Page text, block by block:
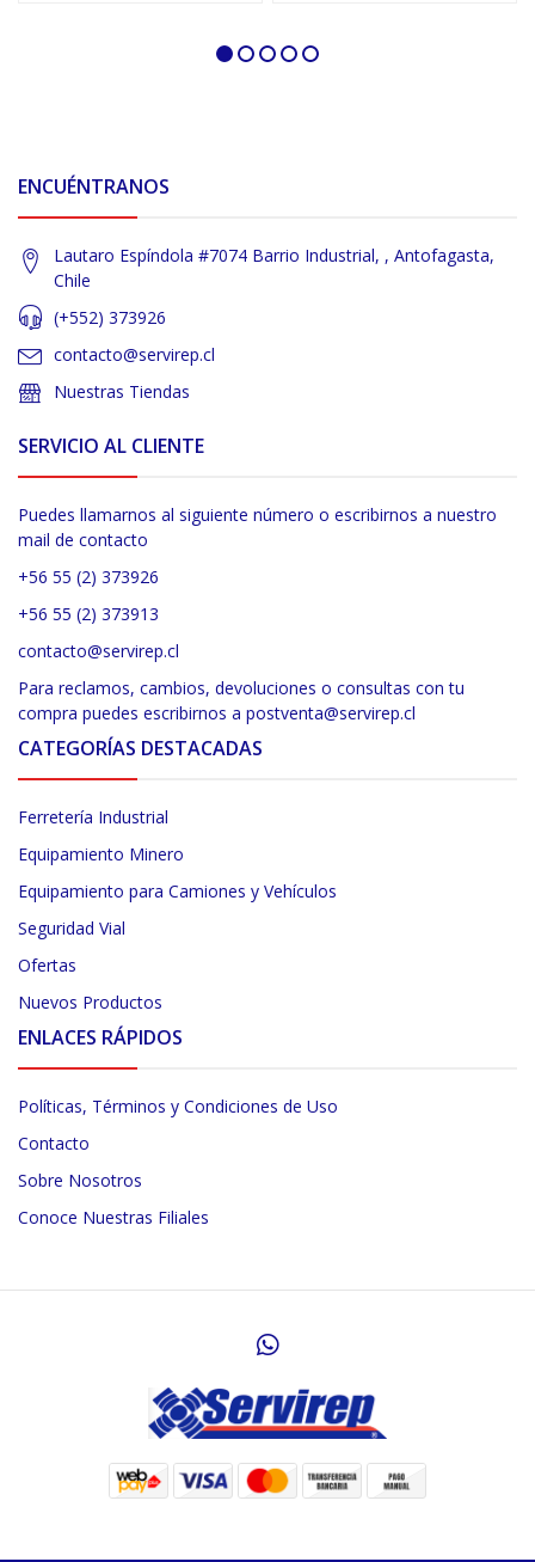
ENCUÉNTRANOS
Lautaro Espíndola #7074 Barrio Industrial, , Antofagasta,
Chile
(+552) 373926
contacto@servirep.cl
Nuestras Tiendas
SERVICIO AL CLIENTE
Puedes llamarnos al siguiente número o escribirnos a nuestro
mail de contacto
+56 55 (2) 373926
+56 55 (2) 373913
contacto@servirep.cl
Para reclamos, cambios, devoluciones o consultas con tu
compra puedes escribirnos a postventa@servirep.cl
CATEGORÍAS DESTACADAS
Ferretería Industrial
Equipamiento Minero
Equipamiento para Camiones y Vehículos
Seguridad Vial
Ofertas
Nuevos Productos
ENLACES RÁPIDOS
Políticas, Términos y Condiciones de Uso
Contacto
Sobre Nosotros
Conoce Nuestras Filiales